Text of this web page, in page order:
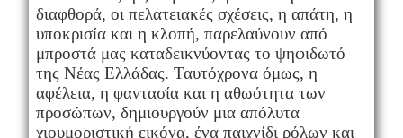
διαφθορά, οι πελατειακές σχέσεις, η απάτη, η
υποκρισία και η κλοπή, παρελαύνουν από
μπροστά μας καταδεικνύοντας το ψηφιδωτό
της Νέας Ελλάδας. Ταυτόχρονα όμως, η
αφέλεια, η φαντασία και η αθωότητα των
προσώπων, δημιουργούν μια απόλυτα
χιουμοριστική εικόνα, ένα παιχνίδι ρόλων και